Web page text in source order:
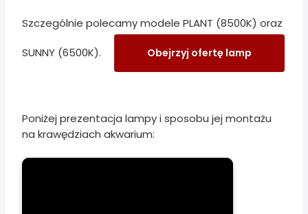
Szczególnie polecamy modele PLANT (8500K) oraz
SUNNY (6500K). Obejrzyj ofertę lamp
Poniżej prezentacja lampy i sposobu jej montażu
na krawędziach akwarium: